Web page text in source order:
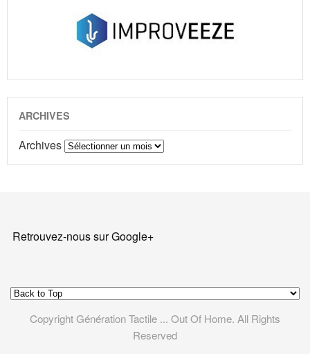
ARCHIVES
Archives
Retrouvez-nous sur Google+
Copyright Génération Tactile ... Out Of Home. All Rights
Reserved